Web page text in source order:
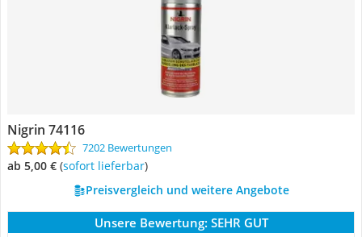
Nigrin 74116
7202 Bewertungen
ab 5,00 € ( Sofort lieferbar)
Preisvergleich und weitere Angebote
Unsere Bewertung: SEHR GUT